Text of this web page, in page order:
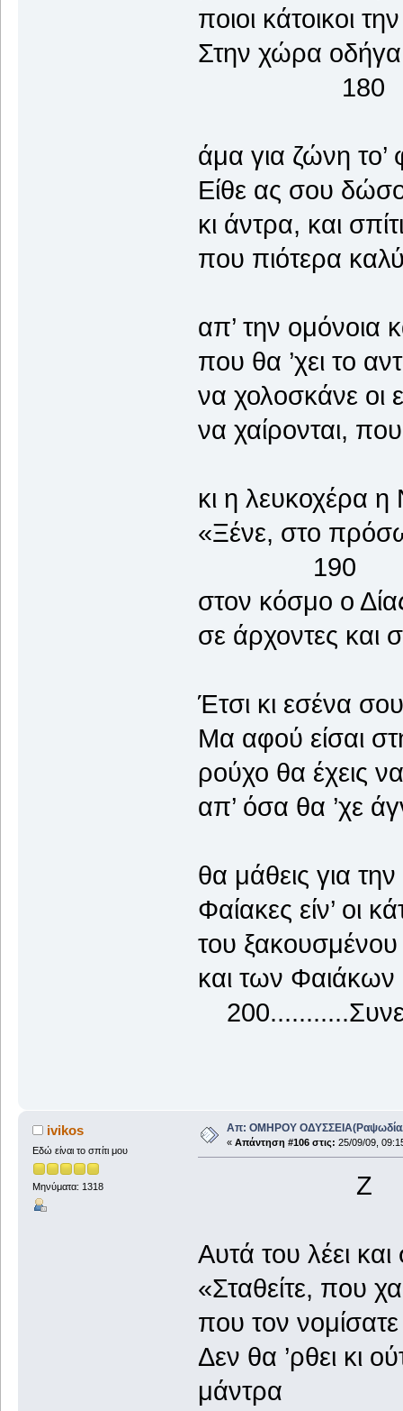
ποιοι κάτοικοι
Στην χώρα
180
άμα για ζώνη το’
Είθε ας σου
κι άντρα, και
που πιότερα
απ’ την ομόνοια
που θα ’χει το
να χολοσκάνε οι
να χαίρονται,
κι η λευκοχέρα
«Ξένε, στο
190
στον κόσμο ο
σε άρχοντες και
Έτσι κι εσένα
Μα αφού είσαι
ρούχο θα έχεις
απ’ όσα θα ’χε
θα μάθεις για
Φαίακες είν’ οι
του ξακουσμένου
και των
ivikos
Εδώ είναι το σπίτι μου
Μηνύματα: 1318
Απ: ΟΜΗΡΟΥ
« Απάντηση #106 στις: 25/09/09,
Z
Αυτά του λέει και
«Σταθείτε, που
που τον
Δεν θα ’ρθει κι
μάντρα